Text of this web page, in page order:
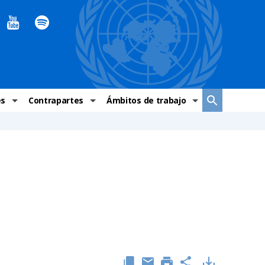
y grupos de trabajo
DH
Contrapartes Ámbitos de trabajo